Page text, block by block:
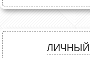
ЛИЧНЫЙ